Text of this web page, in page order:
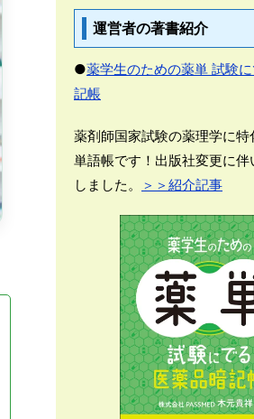
運営者の著書紹介
●薬学生のための薬単 試験
記帳
薬剤師国家試験の薬理学に
単語帳です！出版社変更に
しました。
＞＞紹介記事